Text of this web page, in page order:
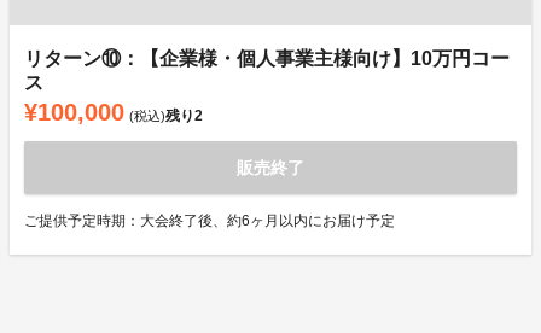
リターン⑩：【企業様・個人事業主様向け】10万円コー
ス
¥100,000 (税込)残り2
販売終了
ご提供予定時期：大会終了後、約6ヶ月以内にお届け予定